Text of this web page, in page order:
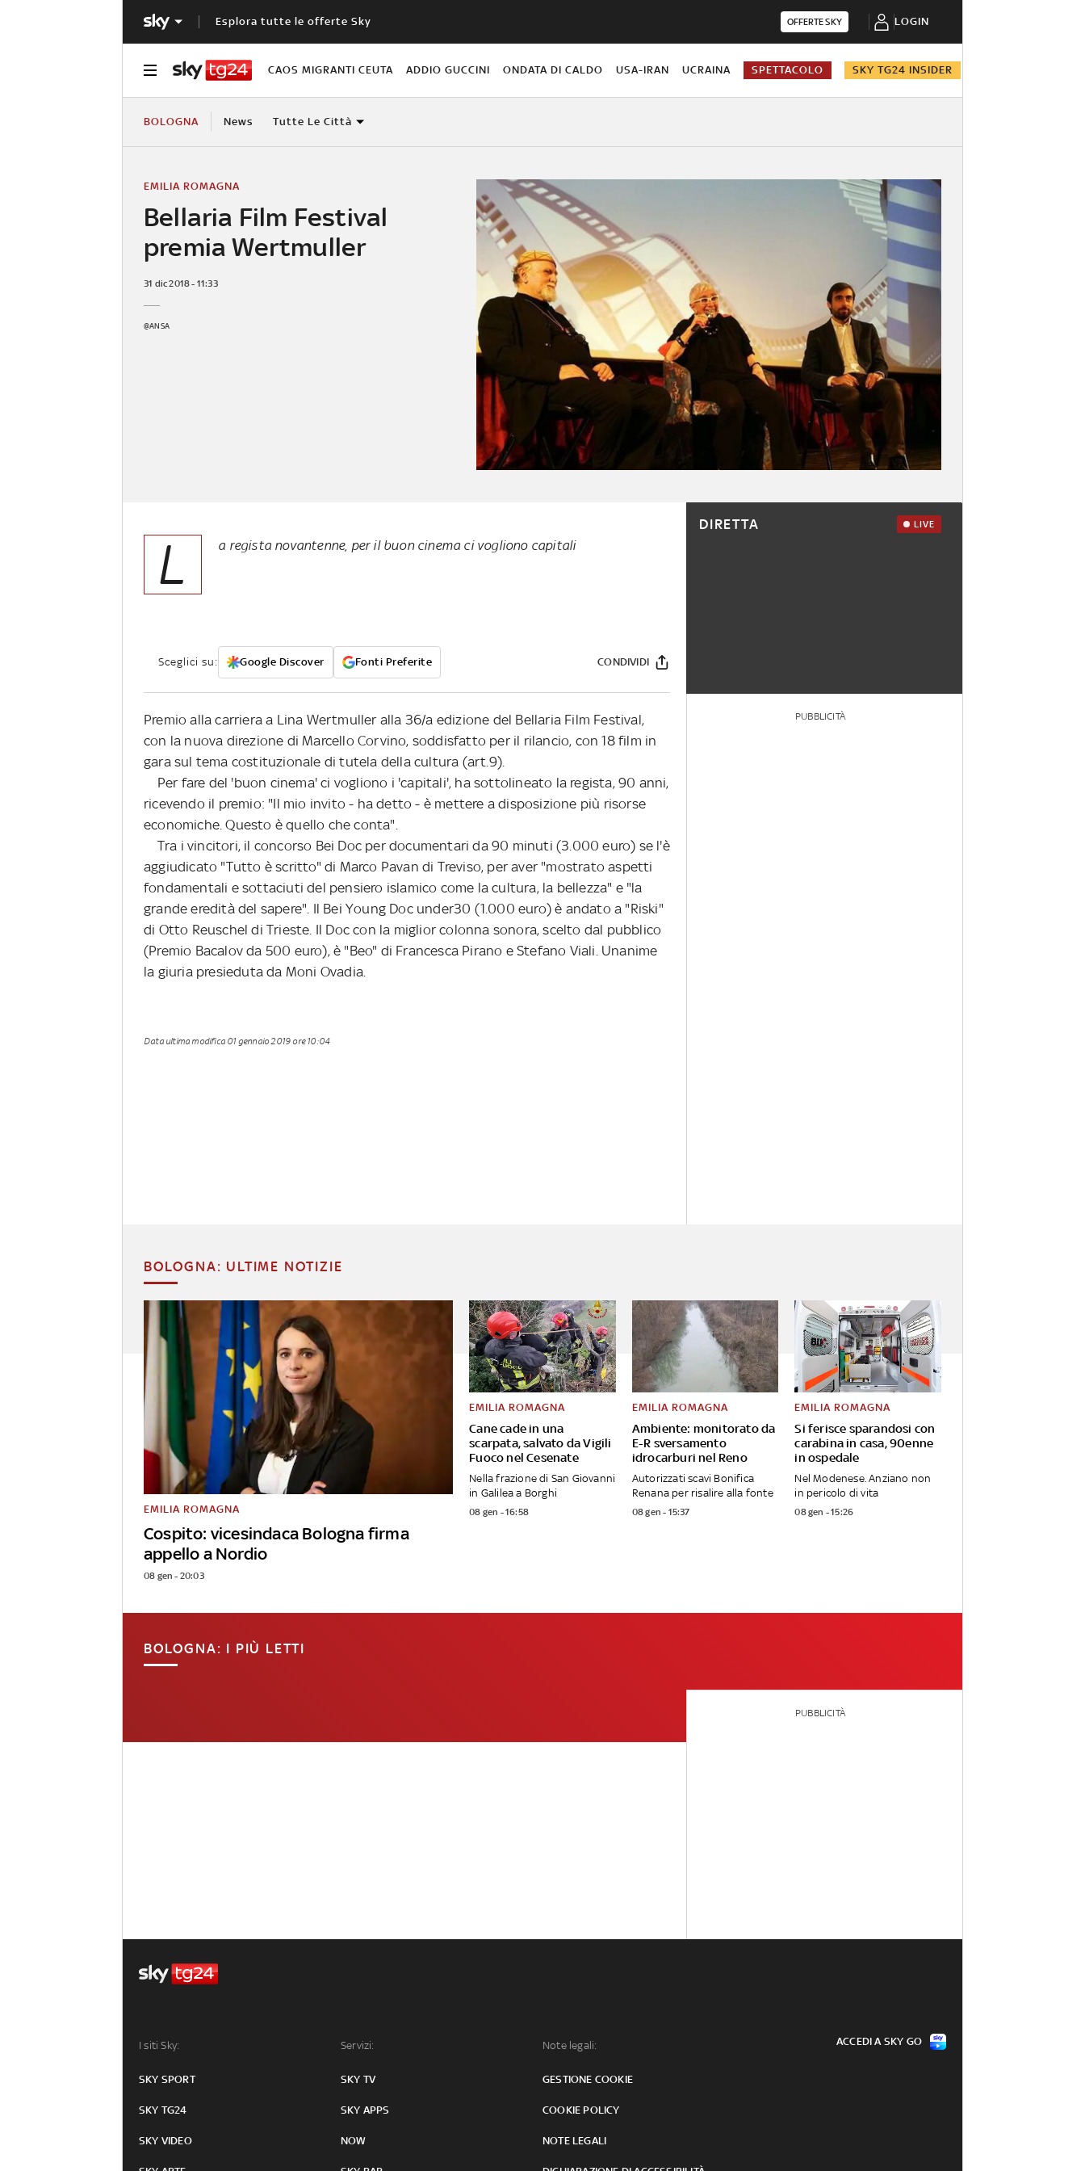
Esplora tutte le offerte Sky OFFERTE SKY LOGIN
CAOS MIGRANTI CEUTA ADDIO GUCCINI ONDATA DI CALDO USA-IRAN UCRAINA SPETTACOLO SKY TG24 INSIDER
BOLOGNA News Tutte Le Città
Bellaria Film Festival
premia Wertmuller
EMILIA ROMAGNA
31 dic 2018 - 11:33
@ANSA
L a regista novantenne, per il buon cinema ci vogliono capitali
Sceglici su: Google Discover Fonti Preferite CONDIVIDI
Premio alla carriera a Lina Wertmuller alla 36/a edizione del Bellaria Film Festival,
con la nuova direzione di Marcello Corvino, soddisfatto per il rilancio, con 18 film in
gara sul tema costituzionale di tutela della cultura (art.9).
Per fare del 'buon cinema' ci vogliono i 'capitali', ha sottolineato la regista, 90 anni,
ricevendo il premio: "Il mio invito - ha detto - è mettere a disposizione più risorse
economiche. Questo è quello che conta".
Tra i vincitori, il concorso Bei Doc per documentari da 90 minuti (3.000 euro) se l'è
aggiudicato "Tutto è scritto" di Marco Pavan di Treviso, per aver "mostrato aspetti
fondamentali e sottaciuti del pensiero islamico come la cultura, la bellezza" e "la
grande eredità del sapere". Il Bei Young Doc under30 (1.000 euro) è andato a "Riski"
di Otto Reuschel di Trieste. Il Doc con la miglior colonna sonora, scelto dal pubblico
(Premio Bacalov da 500 euro), è "Beo" di Francesca Pirano e Stefano Viali. Unanime
la giuria presieduta da Moni Ovadia.
Data ultima modifica 01 gennaio 2019 ore 10:04
DIRETTA LIVE
PUBBLICITÀ
BOLOGNA: ULTIME NOTIZIE
Cospito: vicesindaca Bologna firma
appello a Nordio
EMILIA ROMAGNA
08 gen - 20:03
Cane cade in una
scarpata, salvato da Vigili
Fuoco nel Cesenate
EMILIA ROMAGNA
Nella frazione di San Giovanni
in Galilea a Borghi
08 gen - 16:58
Ambiente: monitorato da
E-R sversamento
idrocarburi nel Reno
EMILIA ROMAGNA
Autorizzati scavi Bonifica
Renana per risalire alla fonte
08 gen - 15:37
Si ferisce sparandosi con
carabina in casa, 90enne
in ospedale
EMILIA ROMAGNA
Nel Modenese. Anziano non
in pericolo di vita
08 gen - 15:26
BOLOGNA: I PIÙ LETTI
PUBBLICITÀ
I siti Sky:
SKY SPORT
SKY TG24
SKY VIDEO
Servizi:
SKY TV
SKY APPS
NOW
Note legali:
GESTIONE COOKIE
COOKIE POLICY
NOTE LEGALI
ACCEDI A SKY GO